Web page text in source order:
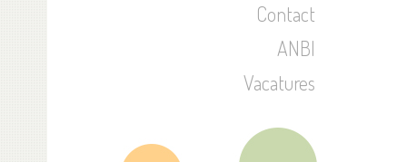
Contact
ANBI
Vacatures